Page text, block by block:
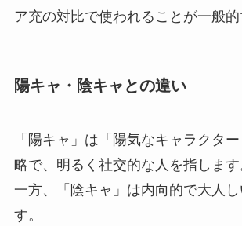
ア充の対比で使われることが一般的
陽キャ・陰キャとの違い
「陽キャ」は「陽気なキャラクタ
略で、明るく社交的な人を指します
一方、「陰キャ」は内向的で大人し
す。